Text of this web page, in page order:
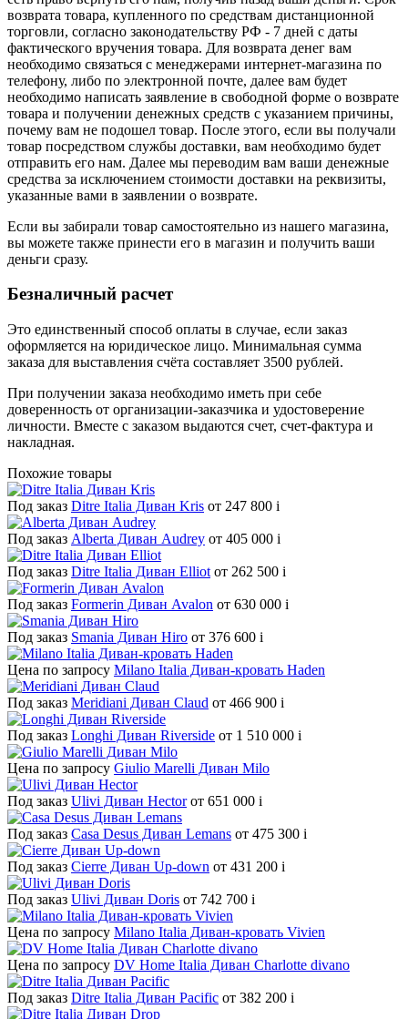
возврата товара, купленного по средствам дистанционной
торговли, согласно законодательству РФ - 7 дней с даты
фактического вручения товара. Для возврата денег вам
необходимо связаться с менеджерами интернет-магазина по
телефону, либо по электронной почте, далее вам будет
необходимо написать заявление в свободной форме о возврате
товара и получении денежных средств с указанием причины,
почему вам не подошел товар. После этого, если вы получали
товар посредством службы доставки, вам необходимо будет
отправить его нам. Далее мы переводим вам ваши денежные
средства за исключением стоимости доставки на реквизиты,
указанные вами в заявлении о возврате.
Если вы забирали товар самостоятельно из нашего магазина,
вы можете также принести его в магазин и получить ваши
деньги сразу.
Безналичный расчет
Это единственный способ оплаты в случае, если заказ
оформляется на юридическое лицо. Минимальная сумма
заказа для выставления счёта составляет 3500 рублей.
При получении заказа необходимо иметь при себе
доверенность от организации-заказчика и удостоверение
личности. Вместе с заказом выдаются счет, счет-фактура и
накладная.
Похожие товары
Под заказ Ditre Italia Диван Kris от 247 800 i
Под заказ Alberta Диван Audrey от 405 000 i
Под заказ Ditre Italia Диван Elliot от 262 500 i
Под заказ Formerin Диван Avalon от 630 000 i
Под заказ Smania Диван Hiro от 376 600 i
Цена по запросу Milano Italia Диван-кровать Haden
Под заказ Meridiani Диван Claud от 466 900 i
Под заказ Longhi Диван Riverside от 1 510 000 i
Цена по запросу Giulio Marelli Диван Milo
Под заказ Ulivi Диван Hector от 651 000 i
Под заказ Casa Desus Диван Lemans от 475 300 i
Под заказ Cierre Диван Up-down от 431 200 i
Под заказ Ulivi Диван Doris от 742 700 i
Цена по запросу Milano Italia Диван-кровать Vivien
Цена по запросу DV Home Italia Диван Charlotte divano
Под заказ Ditre Italia Диван Pacific от 382 200 i